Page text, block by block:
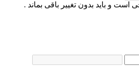
است و باید بدون تغییر باقی بماند .